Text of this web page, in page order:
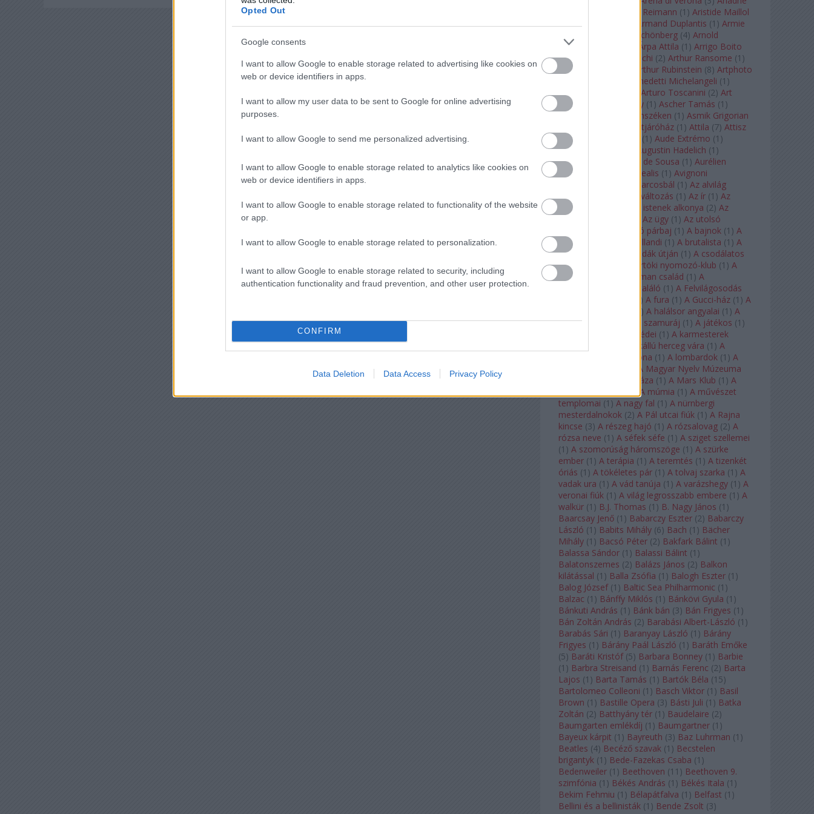
Opted Out
Google consents
I want to allow Google to enable storage related to advertising like cookies on
web or device identifiers in apps.
I want to allow my user data to be sent to Google for online advertising
purposes.
I want to allow Google to send me personalized advertising.
I want to allow Google to enable storage related to analytics like cookies on
web or device identifiers in apps.
I want to allow Google to enable storage related to functionality of the website
or app.
I want to allow Google to enable storage related to personalization.
I want to allow Google to enable storage related to security, including
authentication functionality and fraud prevention, and other user protection.
CONFIRM
Data Deletion Data Access Privacy Policy
Aribert Reimann (1 ) Aristide Maillol
(3) Arleen Auger Armand Duplantis (1 ) Armie
Arnold Schönberg (4) Arnold
Schwarzenegger
Árpa Attila (1 ) Arrigo Boito
(2) Artemisia Gentileschi (2) Arthur Ransome (1 )
Arthur Rimbaud
Arthur Rubinstein (8) Artphoto
Arturo Benedetti Michelangeli (1 )
Arturo Di Modica
Arturo Toscanini (2) Art
Garfunkel
Art Shay (1 ) Ascher Tamás (1 )
Ascher Tamás Háromszéken (1 ) Asmik Grigorian
Átjáróház (1 ) Attila (7) Attisz
Aubrey Beardsley (1 ) Aude Extrémo (1 )
Audrey Hepburn
Augustin Hadelich (1 )
Aurelianus
Aurelia de Sousa (1 ) Aurélien
Pascal
Aurora borealis (1 ) Avignoni
Az álarcosbál (1 ) Az alvilág
professzora
Az átváltozás (1 ) Az ír (1 ) Az
isenheimi oltár
Az istenek alkonya (2) Az
olvasás éjszakája
Az ügy (1 ) Az utolsó
Az utolsó párbaj (1 ) A bajnok (1 ) A
bálna
A bolygó hollandi (1 ) A brutalista (1 ) A
Chorus Line
A csodák útján (1 ) A csodálatos
mandarin
A csütörtöki nyomozó-klub (1 ) A
doktor úr
A Fabelman család (1 ) A
A feltaláló (1 ) A Felvilágosodás
) A fura (1 ) A Gucci-ház (1 ) A
) A halálsor angyalai (1 ) A
halott város
A hét szamuráj (1 ) A játékos (1 )
A karmeliták párbeszédei (1 ) A karmesterek
A kékszakállú herceg vára (1 ) A
A korona (1 ) A lombardok (1 ) A
A Magyar Nyelv Múzeuma
A Magyar Zene Háza (1 ) A Mars Klub (1 ) A
A múmia (1 ) A művészet
templomai (1 ) A nagy fal (1 ) A nürnbergi
mesterdalnokok (2) A Pál utcai fiúk (1 ) A Rajna
kincse (3) A részeg hajó (1 ) A rózsalovag (2) A
rózsa neve (1 ) A séfek séfe (1 ) A sziget szellemei
(1 ) A szomorúság háromszöge (1 ) A szürke
ember (1 ) A terápia (1 ) A teremtés (1 ) A tizenkét
óriás (1 ) A tökéletes pár (1 ) A tolvaj szarka (1 ) A
vadak ura (1 ) A vád tanúja (1 ) A varázshegy (1 ) A
veronai fiúk (1 ) A világ legrosszabb embere (1 ) A
walkür (1 ) B.J. Thomas (1 ) B. Nagy János (1 )
Baarcsay Jenő (1 ) Babarczy Eszter (2) Babarczy
László (1 ) Babits Mihály (6) Bach (1 ) Bächer
Mihály (1 ) Bacsó Péter (2) Bakfark Bálint (1 )
Balassa Sándor (1 ) Balassi Bálint (1 )
Balatonszemes (2) Balázs János (2) Balkon
kilátással (1 ) Balla Zsófia (1 ) Balogh Eszter (1 )
Balog József (1 ) Baltic Sea Philharmonic (1 )
Balzac (1 ) Bánffy Miklós (1 ) Bánkövi Gyula (1 )
Bánkuti András (1 ) Bánk bán (3) Bán Frigyes (1 )
Bán Zoltán András (2) Barabási Albert-László (1 )
Barabás Sári (1 ) Baranyay László (1 ) Bárány
Frigyes (1 ) Bárány Paál László (1 ) Baráth Emőke
(5) Baráti Kristóf (5) Barbara Bonney (1 ) Barbie
(1 ) Barbra Streisand (1 ) Barnás Ferenc (2) Barta
Lajos (1 ) Barta Tamás (1 ) Bartók Béla (15)
Bartolomeo Colleoni (1 ) Basch Viktor (1 ) Basil
Brown (1 ) Bastille Opera (3) Básti Juli (1 ) Batka
Zoltán (2) Batthyány tér (1 ) Baudelaire (2)
Baumgarten emlékdíj (1 ) Baumgartner (1 )
Bayeux kárpit (1 ) Bayreuth (3) Baz Luhrman (1 )
Beatles (4) Becéző szavak (1 ) Becstelen
brigantyk (1 ) Bede-Fazekas Csaba (1 )
Bedenweiler (1 ) Beethoven (11 ) Beethoven 9.
szimfónia (1 ) Békés András (1 ) Békés Itala (1 )
Bekim Fehmiu (1 ) Bélapátfalva (1 ) Belfast (1 )
Bellini és a bellinisták (1 ) Bende Zsolt (3)